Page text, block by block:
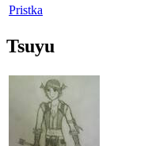
Pristka
Tsuyu